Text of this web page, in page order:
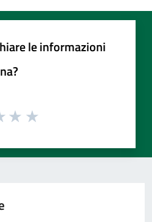
le informazioni